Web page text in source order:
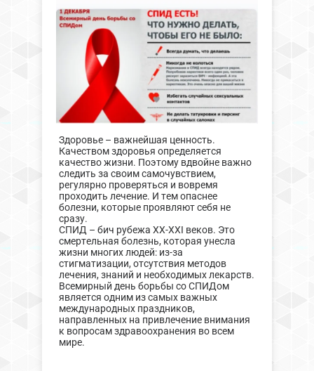
Здоровье – важнейшая ценность.
Качеством здоровья определяется
качество жизни. Поэтому вдвойне важно
следить за своим самочувствием,
регулярно проверяться и вовремя
проходить лечение. И тем опаснее
болезни, которые проявляют себя не
сразу.
СПИД – бич рубежа XX-XXI веков. Это
смертельная болезнь, которая унесла
жизни многих людей: из-за
стигматизации, отсутствия методов
лечения, знаний и необходимых лекарств.
Всемирный день борьбы со СПИДом
является одним из самых важных
международных праздников,
направленных на привлечение внимания
к вопросам здравоохранения во всем
мире.